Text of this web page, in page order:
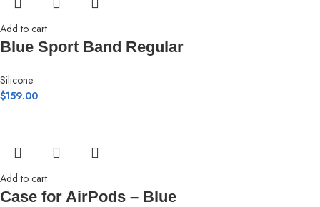
Add to cart
Blue Sport Band Regular
Silicone
$159.00
Add to cart
Case for AirPods – Blue